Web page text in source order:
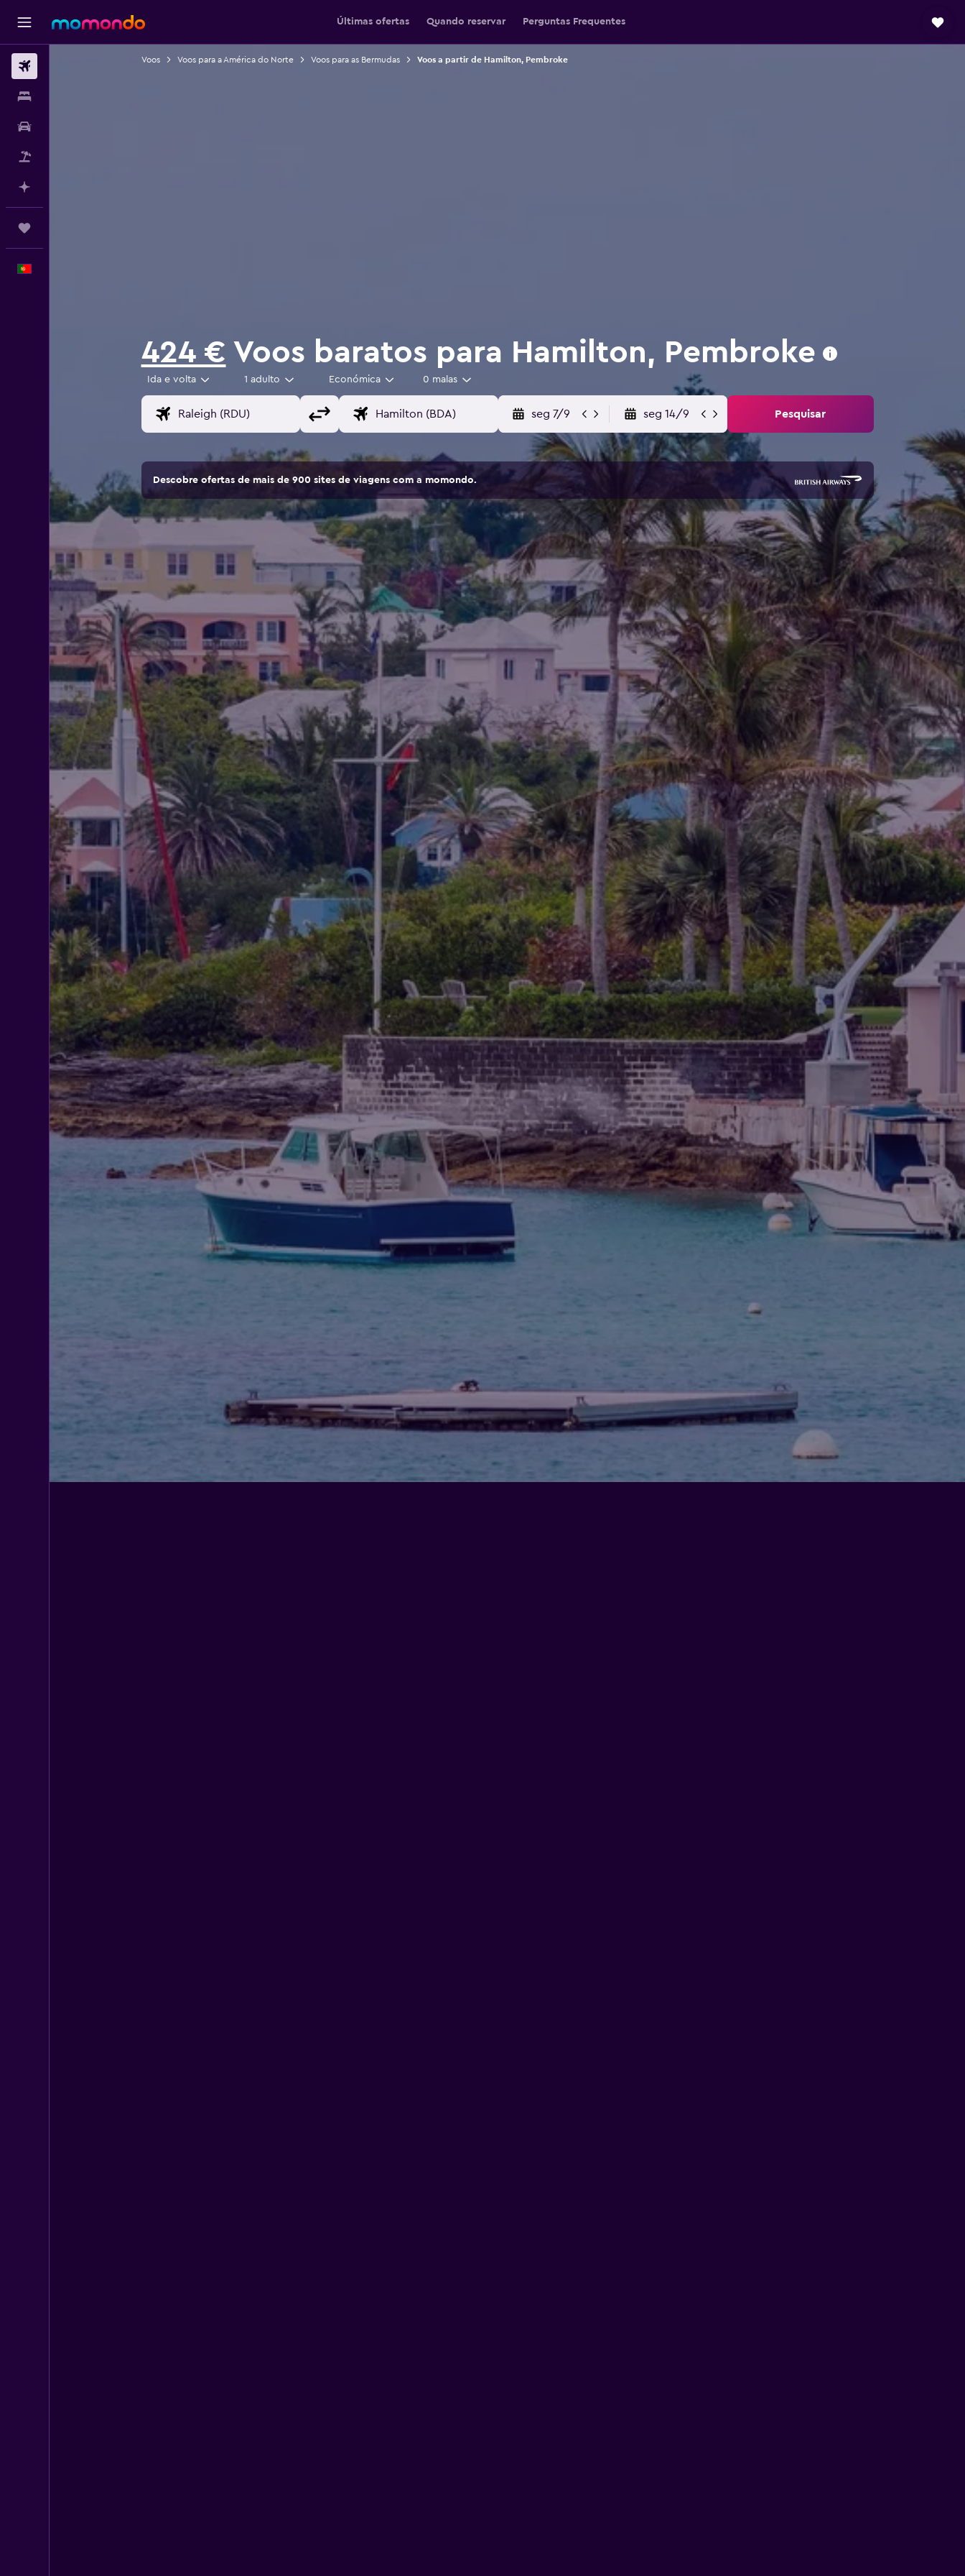
Últimas ofertas Quando reservar Perguntas Frequentes
Voos Voos para a América do Norte Voos para as Bermudas Voos a partir de Hamilton, Pembroke
424 € Voos baratos para Hamilton, Pembroke
Ida e volta 1 adulto Económica 0 malas
seg 7/9 seg 14/9 Pesquisar
Descobre ofertas de mais de 900 sites de viagens com a momondo.